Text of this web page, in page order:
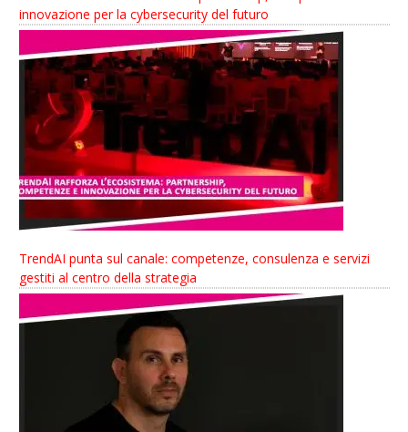
innovazione per la cybersecurity del futuro
TrendAI punta sul canale: competenze, consulenza e servizi
gestiti al centro della strategia